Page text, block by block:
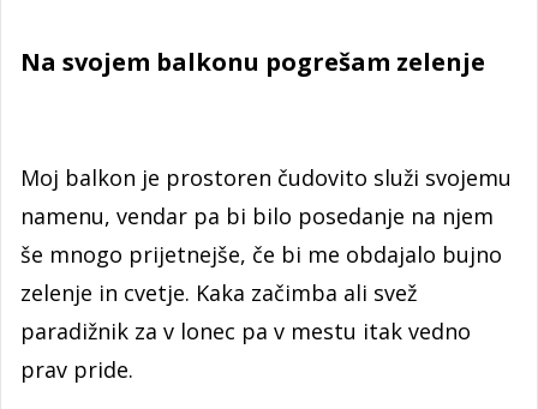
Na svojem balkonu pogrešam zelenje
Moj balkon je prostoren čudovito služi svojemu
namenu, vendar pa bi bilo posedanje na njem
še mnogo prijetnejše, če bi me obdajalo bujno
zelenje in cvetje. Kaka začimba ali svež
paradižnik za v lonec pa v mestu itak vedno
prav pride.